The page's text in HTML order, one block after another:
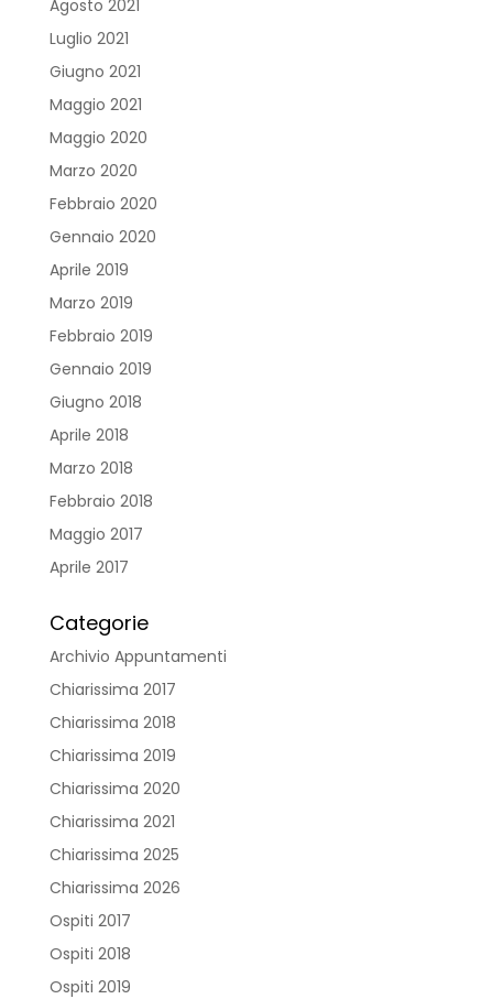
Agosto 2021
Luglio 2021
Giugno 2021
Maggio 2021
Maggio 2020
Marzo 2020
Febbraio 2020
Gennaio 2020
Aprile 2019
Marzo 2019
Febbraio 2019
Gennaio 2019
Giugno 2018
Aprile 2018
Marzo 2018
Febbraio 2018
Maggio 2017
Aprile 2017
Categorie
Archivio Appuntamenti
Chiarissima 2017
Chiarissima 2018
Chiarissima 2019
Chiarissima 2020
Chiarissima 2021
Chiarissima 2025
Chiarissima 2026
Ospiti 2017
Ospiti 2018
Ospiti 2019